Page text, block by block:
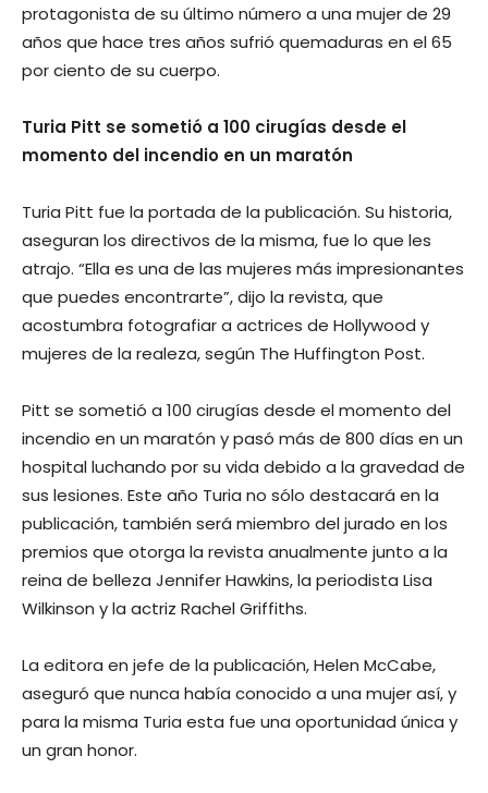
protagonista de su último número a una mujer de 29
años que hace tres años sufrió quemaduras en el 65
por ciento de su cuerpo.
Turia Pitt se sometió a 100 cirugías desde el
momento del incendio en un maratón
Turia Pitt fue la portada de la publicación. Su historia,
aseguran los directivos de la misma, fue lo que les
atrajo. “Ella es una de las mujeres más impresionantes
que puedes encontrarte”, dijo la revista, que
acostumbra fotografiar a actrices de Hollywood y
mujeres de la realeza, según The Huffington Post.
Pitt se sometió a 100 cirugías desde el momento del
incendio en un maratón y pasó más de 800 días en un
hospital luchando por su vida debido a la gravedad de
sus lesiones. Este año Turia no sólo destacará en la
publicación, también será miembro del jurado en los
premios que otorga la revista anualmente junto a la
reina de belleza Jennifer Hawkins, la periodista Lisa
Wilkinson y la actriz Rachel Griffiths.
La editora en jefe de la publicación, Helen McCabe,
aseguró que nunca había conocido a una mujer así, y
para la misma Turia esta fue una oportunidad única y
un gran honor.